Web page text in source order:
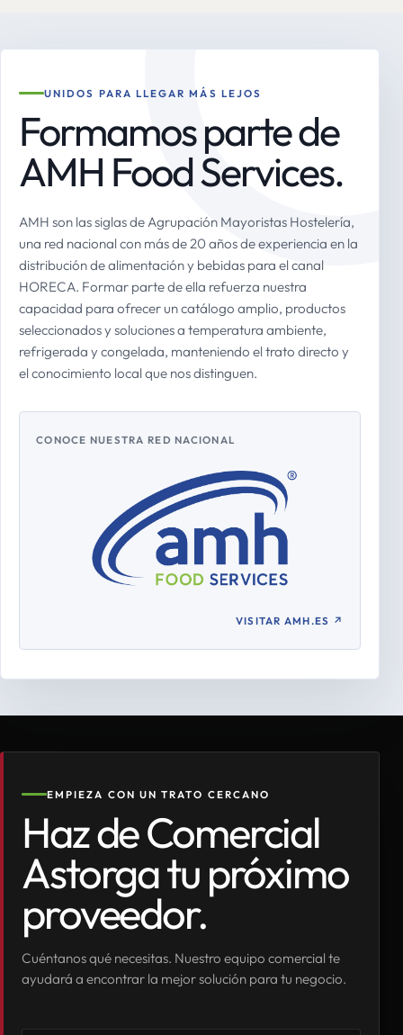
UNIDOS PARA LLEGAR MÁS LEJOS
Formamos parte de
AMH Food Services.
AMH son las siglas de Agrupación Mayoristas Hostelería,
una red nacional con más de 20 años de experiencia en la
distribución de alimentación y bebidas para el canal
HORECA. Formar parte de ella refuerza nuestra
capacidad para ofrecer un catálogo amplio, productos
seleccionados y soluciones a temperatura ambiente,
refrigerada y congelada, manteniendo el trato directo y
el conocimiento local que nos distinguen.
CONOCE NUESTRA RED NACIONAL
VISITAR AMH.ES ↗
EMPIEZA CON UN TRATO CERCANO
Haz de Comercial
Astorga tu próximo
proveedor.
Cuéntanos qué necesitas. Nuestro equipo comercial te
ayudará a encontrar la mejor solución para tu negocio.